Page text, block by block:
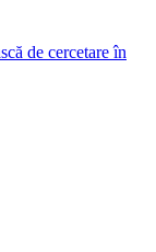
de cercetare în